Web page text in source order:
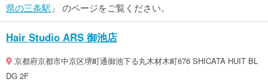
県の三条駅 」 のページをご覧ください。
Hair Studio ARS 御池店
京都府京都市中京区堺町通御池下る丸木材木町676 SHICATA HUIT BL
DG 2F